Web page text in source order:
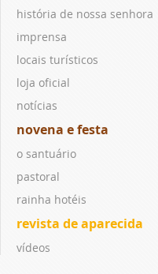
história de nossa senhora
imprensa
locais turísticos
loja oficial
notícias
novena e festa
o santuário
pastoral
rainha hotéis
revista de aparecida
vídeos